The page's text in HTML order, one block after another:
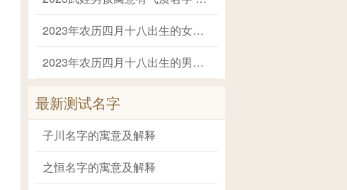
2023年农历四月十八出生的女孩健康平安的名字 兔年出生适合女孩子的名字
2023年农历四月十八出生的男孩阳光帅气的名字 2023兔年最好的男孩名字大全
最新测试名字
子川名字的寓意及解释
之恒名字的寓意及解释